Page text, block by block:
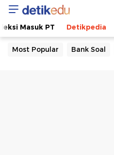
Masuk PT Detikpedia
Most Popular Bank Soal